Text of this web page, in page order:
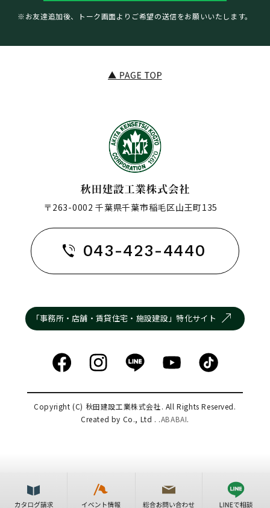
※お友達追加後、トーク画面よりご希望の送信をお願いいたします。
〒263-0002 千葉県千葉市稲毛区山王町135
043-423-4440
「事務所・店舗・賃貸住宅・施設建設」特化サイト
Copyright (C) 秋田建設工業株式会社. All Rights Reserved.
Created by Co., Ltd . .ABABAI.